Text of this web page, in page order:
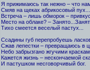
Я прижимаюсь так нежно – что
Смяв на щеках абрикосовый пух...
Встреча – лишь обморок –
Место на облаке? –
Тихо смеется веселый пастух...
Ссадины губ перепробуешь
Сжав лепестки – превращаюсь в
Небо забрызгано жгучими
Кажется жизнь – нескончаемой
И пастушком несговорчивый бог.